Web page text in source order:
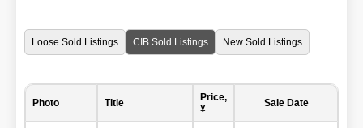
Loose Sold Listings CIB Sold Listings New Sold Listings
Photo Title
Price,
¥
Sale Date